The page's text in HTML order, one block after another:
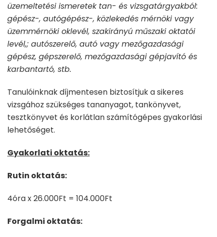
üzemeltetési ismeretek tan- és vizsgatárgyakból:
gépész-, autógépész-, közlekedés mérnöki vagy
üzemmérnöki oklevél, szakirányú műszaki oktatói
levél,; autószerelő, autó vagy mezőgazdasági
gépész, gépszerelő, mezőgazdasági gépjavító és
karbantartó, stb.
Tanulóinknak díjmentesen biztosítjuk a sikeres
vizsgához szükséges tananyagot, tankönyvet,
tesztkönyvet és korlátlan számítógépes gyakorlási
lehetőséget.
Gyakorlati oktatás:
Rutin oktatás:
4óra x 26.000Ft = 104.000Ft
Forgalmi oktatás: